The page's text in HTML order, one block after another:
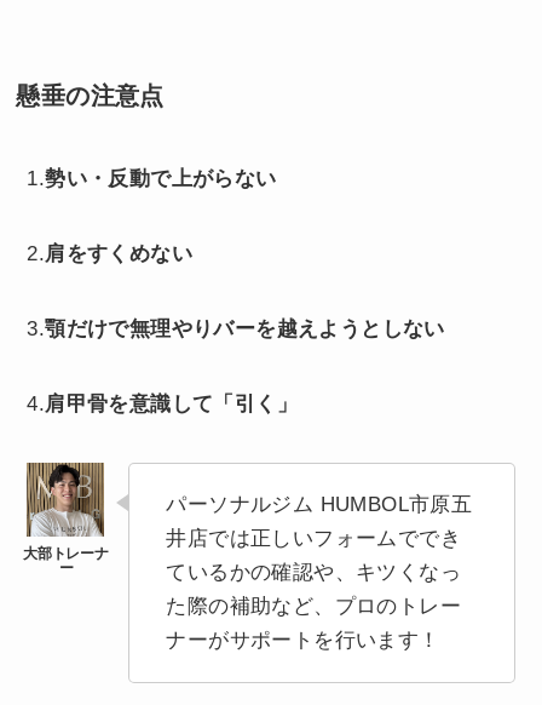
懸垂の注意点
1.勢い・反動で上がらない
2.肩をすくめない
3.顎だけで無理やりバーを越えようとしない
4.肩甲骨を意識して「引く」
パーソナルジム HUMBOL市原五
井店では正しいフォームででき
ているかの確認や、キツくなっ
た際の補助など、プロのトレー
ナーがサポートを行います！